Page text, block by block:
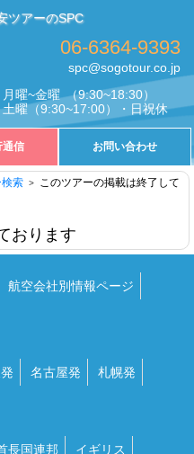
ツアーのSPC
06-6364-9393
spc@sogotour.co.jp
月曜~金曜 （9:30~18:30）
土曜（9:30~17:00）・日祝休
通信 お問い合わせ
検索
このツアーの掲載は終了して
おります
航空会社別情報ページ
名古屋発
札幌発
長国連邦
イギリス